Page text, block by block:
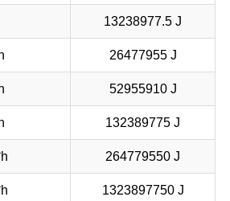
13238977.5 J
26477955 J
52955910 J
132389775 J
264779550 J
1323897750 J